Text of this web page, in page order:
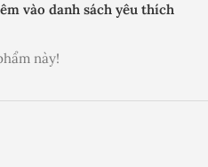
vào danh sách yêu thích
này!